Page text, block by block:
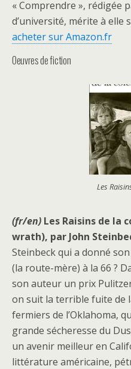
« Comprendre », rédigée
d’université, mérite à elle
acheter sur Amazon.fr
Oeuvres de fiction
Les
(fr/en) Les Raisins de la
wrath), par John
Steinbeck qui a donné
(la route-mère) à la 66 ?
son auteur un prix
on suit la terrible fuite de
fermiers de l’Oklahoma,
grande sécheresse du
un avenir meilleur en
littérature américaine,